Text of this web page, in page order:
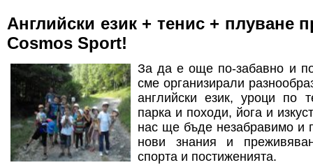
Английски език + тенис + плуване
Cosmos Sport!
За да е още по-забавно и
сме организирали
английски език, уроци по
парка и походи, йога и
нас ще бъде незабравимо и
нови знания и
спорта и постиженията.